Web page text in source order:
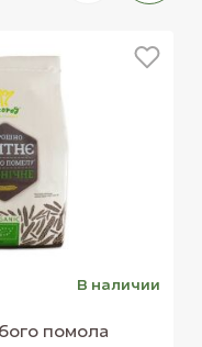
В наличии
помола